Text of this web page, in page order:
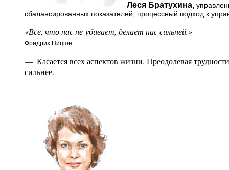
Леся Братухина,
сбалансированных показателей, процессный подход к
«Все, что нас не убивает, делает нас сильней.»
Фридрих Ницше
— Касается всех аспектов жизни. Преодолевая
сильнее.